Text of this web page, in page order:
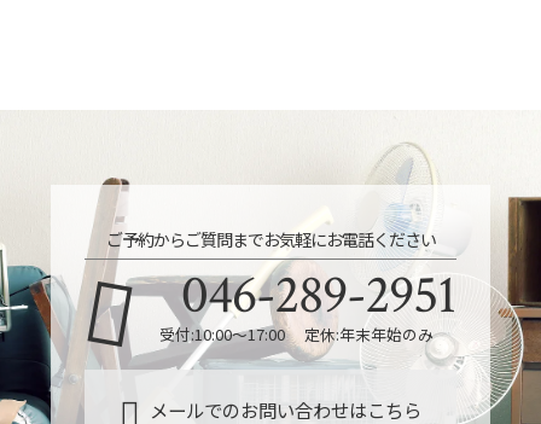
ご予約からご質問までお気軽にお電話ください
046-289-2951
受付:10:00～17:00 定休:年末年始のみ
メールでのお問い合わせはこちら